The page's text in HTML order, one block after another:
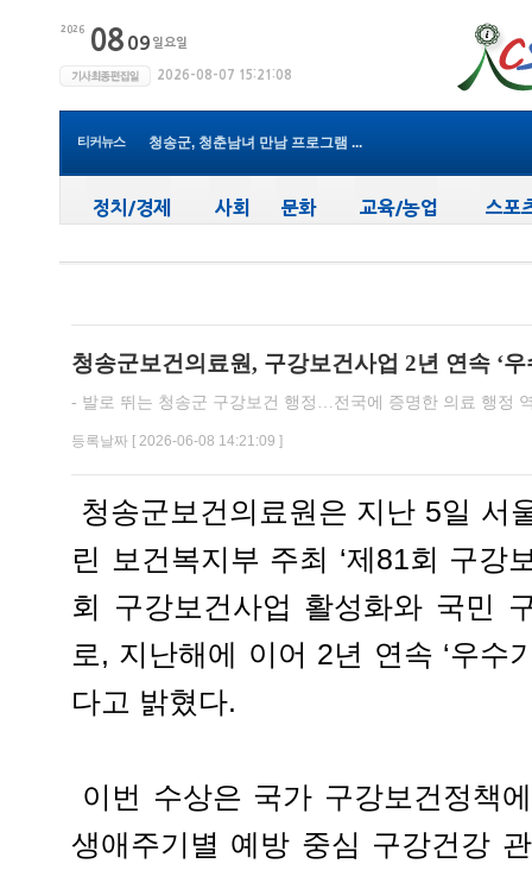
티커뉴스
청송군보건의료원, 비뇨의학과 진...
윤경희 청송군수, 휴가 반납하고 ...
청송군, 청춘남녀 만남 프로그램 ...
청송군, 대한배드민턴협회 2026년 ...
청송군, 공모사업 연이은 성과…...
청송군보건의료원, 구강보건사업 2년 연속 ‘우
- 발로 뛰는 청송군 구강보건 행정…전국에 증명한 의료 행정
등록날짜 [ 2026-06-08 14:21:09 ]
청송군보건의료원은 지난 5일 서
린 보건복지부 주최 ‘제81회 구강
회 구강보건사업 활성화와 국민
로, 지난해에 이어 2년 연속 ‘우수
다고 밝혔다.
이번 수상은 국가 구강보건정책
생애주기별 예방 중심 구강건강